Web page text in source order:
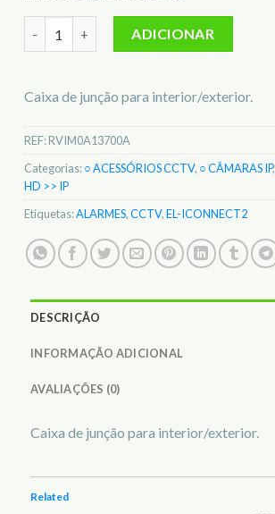
ADICIONAR
Caixa de junção para interior/exterior.
REF:RVIM0A13700A
Categorias:○ ACESSÓRIOS CCTV, ○ CÂMARAS IP,
HD >> IP
Etiquetas:ALARMES,CCTV,EL-ICONNECT2
DESCRIÇÃO
INFORMAÇÃO ADICIONAL
AVALIAÇÕES (0)
Caixa de junção para interior/exterior.
Related